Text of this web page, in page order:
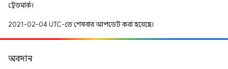
ট্রেডমার্ক।
2021-02-04 UTC-তে শেষবার আপডেট করা হয়েছে।
অবদান